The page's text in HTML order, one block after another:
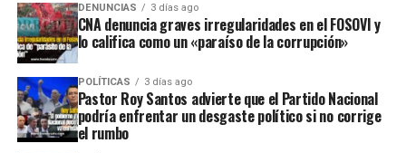
DENUNCIAS 3 días ago
CNA denuncia graves irregularidades en el FOSOVI y
lo califica como un «paraíso de la corrupción»
POLÍTICAS 3 días ago
Pastor Roy Santos advierte que el Partido Nacional
podría enfrentar un desgaste político si no corrige
el rumbo